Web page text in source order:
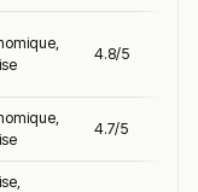
4.8/5
4.7/5